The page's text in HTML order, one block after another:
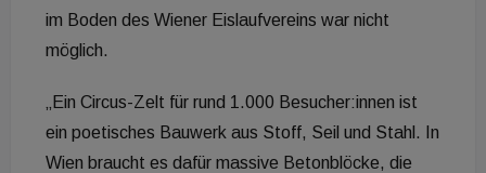
im Boden des Wiener Eislaufvereins war nicht
möglich.
„Ein Circus-Zelt für rund 1.000 Besucher:innen ist
ein poetisches Bauwerk aus Stoff, Seil und Stahl. In
Wien braucht es dafür massive Betonblöcke, die